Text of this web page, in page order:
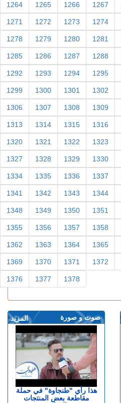
1264 1265 1266 1267
1271 1272 1273 1274
1278 1279 1280 1281
1285 1286 1287 1288
1292 1293 1294 1295
1299 1300 1301 1302
1306 1307 1308 1309
1313 1314 1315 1316
1320 1321 1322 1323
1327 1328 1329 1330
1334 1335 1336 1337
1341 1342 1343 1344
1348 1349 1350 1351
1355 1356 1357 1358
1362 1363 1364 1365
1369 1370 1371 1372
1376 1377 1378
المزيد صوت و صورة
هذا رأي "طنجاوة" في حملة
مقاطعة بعض المنتجات